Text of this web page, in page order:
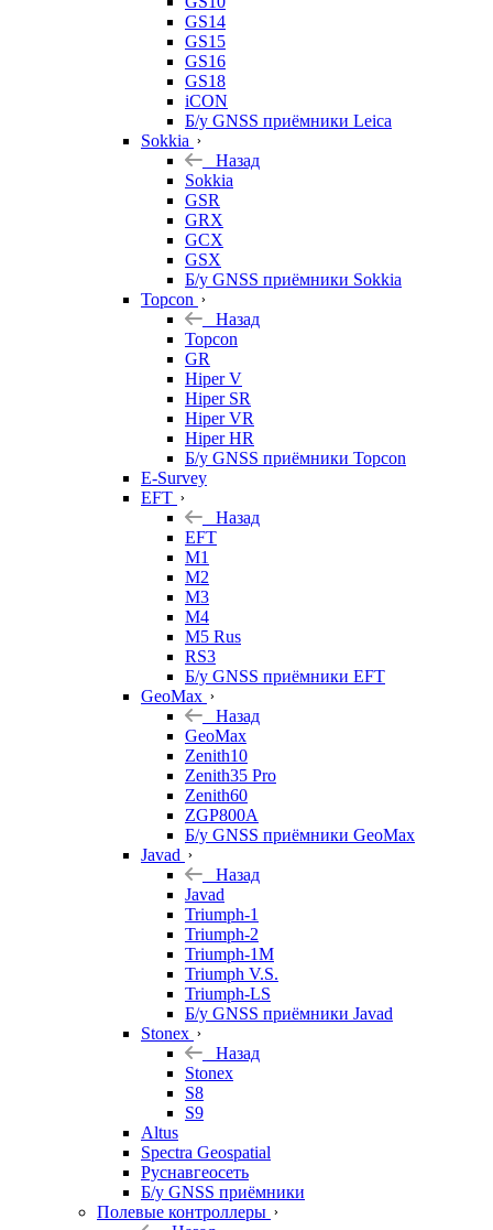
GS14
GS15
GS16
GS18
iCON
Б/у GNSS приёмники Leica
Sokkia
Назад
Sokkia
GSR
GRX
GCX
GSX
Б/у GNSS приёмники Sokkia
Topcon
Назад
Topcon
GR
Hiper V
Hiper SR
Hiper VR
Hiper HR
Б/у GNSS приёмники Topcon
E-Survey
EFT
Назад
EFT
M1
M2
M3
M4
M5 Rus
RS3
Б/у GNSS приёмники EFT
GeoMax
Назад
GeoMax
Zenith10
Zenith35 Pro
Zenith60
ZGP800A
Б/у GNSS приёмники GeoMax
Javad
Назад
Javad
Triumph-1
Triumph-2
Triumph-1M
Triumph V.S.
Triumph-LS
Б/у GNSS приёмники Javad
Stonex
Назад
Stonex
S8
S9
Altus
Spectra Geospatial
Руснавгеосеть
Б/у GNSS приёмники
Полевые контроллеры